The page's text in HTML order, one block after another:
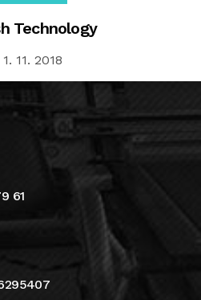
Technology
1. 11. 2018
61